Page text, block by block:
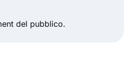
del pubblico.